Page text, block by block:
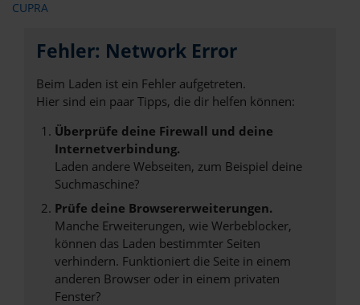
CUPRA
Fehler: Network Error
Beim Laden ist ein Fehler aufgetreten.
Hier sind ein paar Tipps, die dir helfen können:
Überprüfe deine Firewall und deine
Internetverbindung.
Laden andere Webseiten, zum Beispiel deine
Suchmaschine?
Prüfe deine Browsererweiterungen.
Manche Erweiterungen, wie Werbeblocker,
können das Laden bestimmter Seiten
verhindern. Funktioniert die Seite in einem
anderen Browser oder in einem privaten
Fenster?